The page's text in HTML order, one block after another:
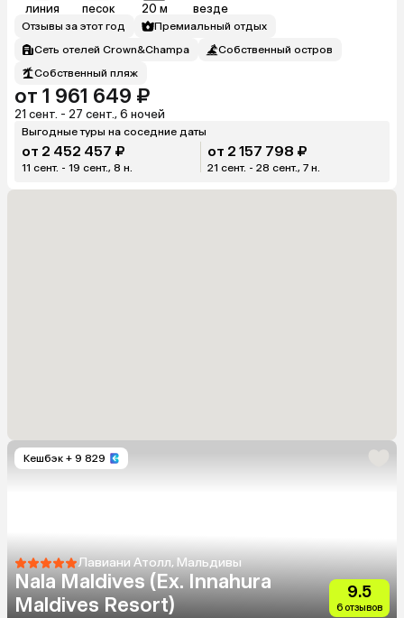
линия песок 20 м везде
Отзывы за этот год
Премиальный отдых
Сеть отелей Crown&Champa
Собственный остров
Собственный пляж
от 1 961 649 ₽
21 сент. - 27 сент., 6 ночей
Выгодные туры на соседние даты
от 2 452 457 ₽
11 сент. - 19 сент., 8 н.
от 2 157 798 ₽
21 сент. - 28 сент., 7 н.
Кешбэк + 9 829
Лавиани Атолл, Мальдивы
Nala Maldives (Ex. Innahura
Maldives Resort)
9.5
6 отзывов